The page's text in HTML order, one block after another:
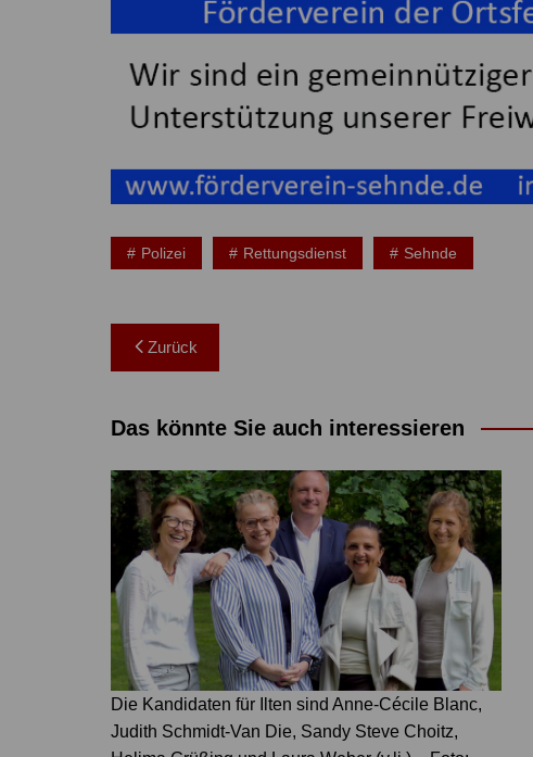
Polizei Rettungsdienst Sehnde
Beitragsnavigation
Zurück
Das könnte Sie auch interessieren
Die Kandidaten für Ilten sind Anne-Cécile Blanc,
Judith Schmidt-Van Die, Sandy Steve Choitz,